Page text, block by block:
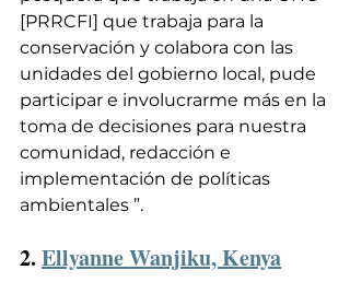
[PRRCFI] que trabaja para la
conservación y colabora con las
unidades del gobierno local, pude
participar e involucrarme más en la
toma de decisiones para nuestra
comunidad, redacción e
implementación de políticas
ambientales ”.
2. Ellyanne Wanjiku, Kenya